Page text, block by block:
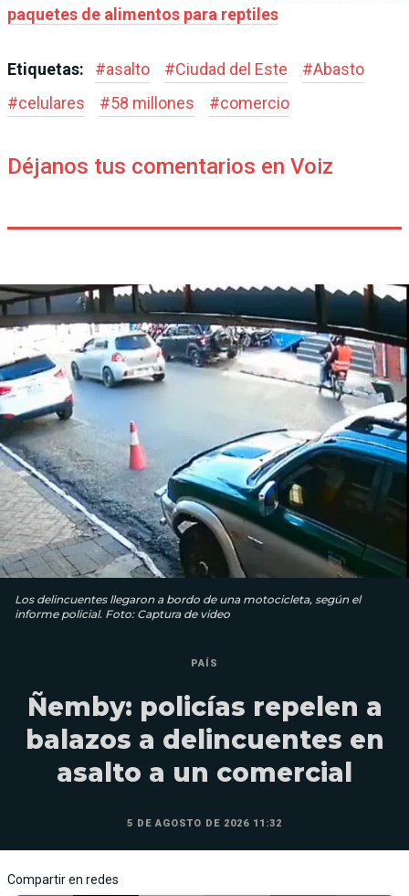
paquetes de alimentos para reptiles
Etiquetas: #asalto #Ciudad del Este #Abasto
#celulares #58 millones #comercio
Déjanos tus comentarios en Voiz
Los delincuentes llegaron a bordo de una motocicleta, según el
informe policial. Foto: Captura de video
PAÍS
Ñemby: policías repelen a
balazos a delincuentes en
asalto a un comercial
5 DE AGOSTO DE 2026 11:32
Compartir en redes